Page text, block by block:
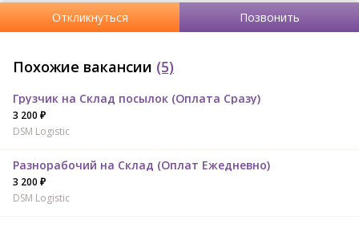
Откликнуться Позвонить
Похожие вакансии (5)
Грузчик на Склад посылок (Оплата Сразу)
3 200 ₽
DSM Logistic
Разнорабочий на Склад (Оплат Ежедневно)
3 200 ₽
DSM Logistic